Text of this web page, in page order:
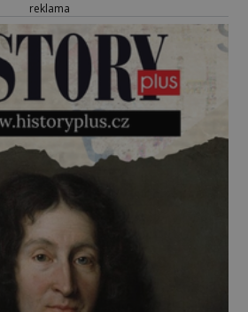
reklama